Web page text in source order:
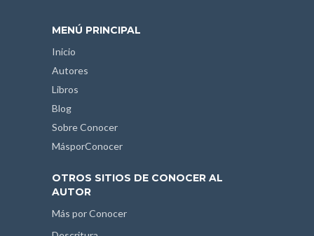
MENÚ PRINCIPAL
Inicio
Autores
Libros
Blog
Sobre Conocer
MásporConocer
OTROS SITIOS DE CONOCER AL
AUTOR
Más por Conocer